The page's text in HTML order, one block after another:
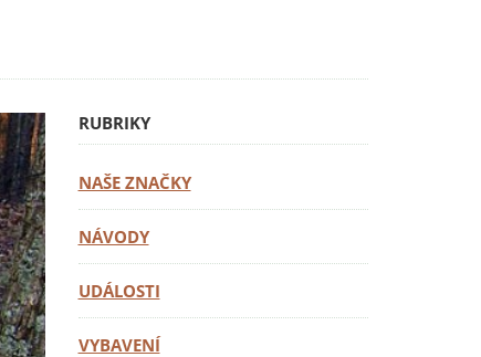
RUBRIKY
NAŠE ZNAČKY
NÁVODY
UDÁLOSTI
VYBAVENÍ